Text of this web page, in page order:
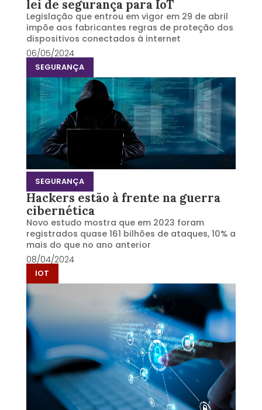
lei de segurança para IoT
Legislação que entrou em vigor em 29 de abril
impõe aos fabricantes regras de proteção dos
dispositivos conectados à internet
06/05/2024
SEGURANÇA
SEGURANÇA
Hackers estão à frente na guerra
cibernética
Novo estudo mostra que em 2023 foram
registrados quase 161 bilhões de ataques, 10% a
mais do que no ano anterior
08/04/2024
IOT